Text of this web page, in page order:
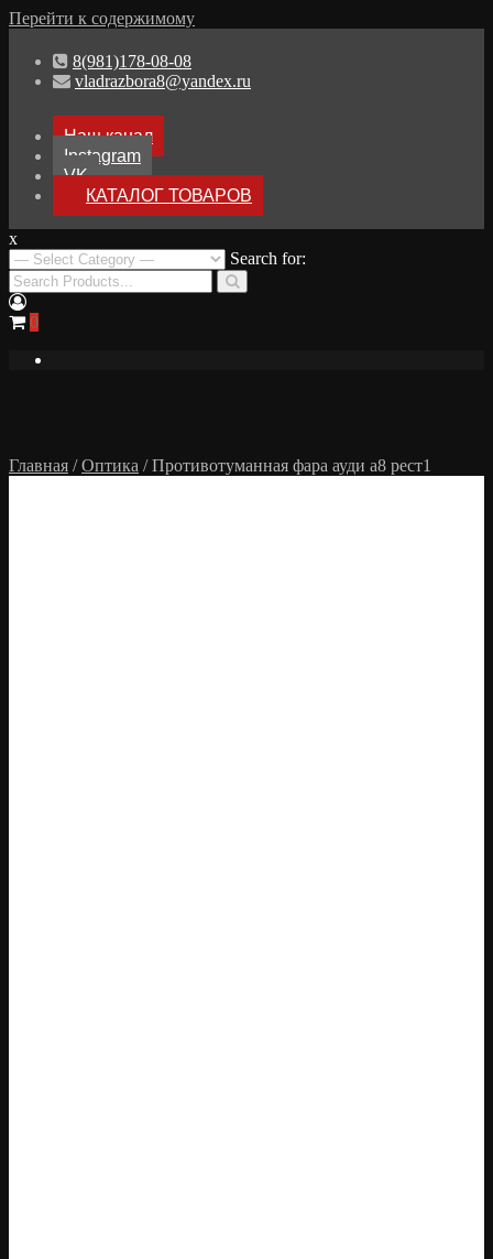
Перейти к содержимому
8(981)178-08-08
vladrazbora8@yandex.ru
Наш канал
Instagram
VK
КАТАЛОГ ТОВАРОВ
Разбор Ауди А8
Разборка Audi A8 D3
x
Search for:
0
Главная /Оптика / Противотуманная фара ауди а8 рест1